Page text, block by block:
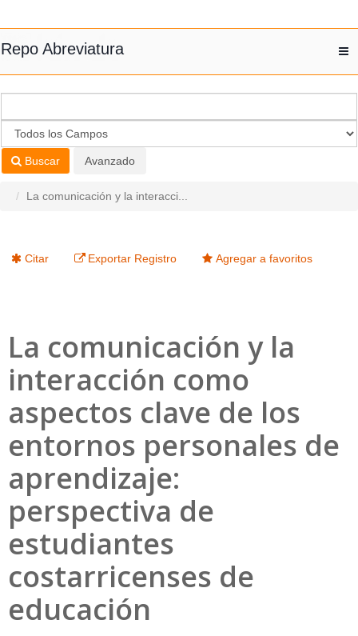
Repo Abreviatura
Buscar Avanzado
La comunicación y la interacci...
Citar Exportar Registro Agregar a favoritos
La comunicación y la
interacción como
aspectos clave de los
entornos personales de
aprendizaje:
perspectiva de
estudiantes
costarricenses de
educación